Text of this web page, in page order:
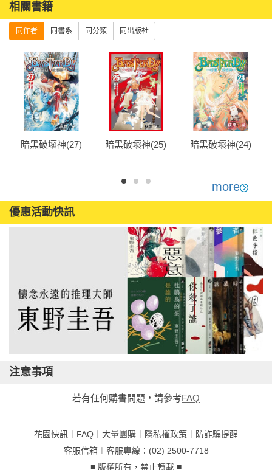
相關書籍
同作者 同書系 同分類 同出版社
暗黑破壞神(27) 暗黑破壞神(25) 暗黑破壞神(24)
more
優惠活動快訊
注意事項
若有任何購書問題，請參考FAQ
花園快訊 FAQ 大量團購 隱私權政策
防詐騙提醒
客服信箱︱客服專線：(02) 2500-7718
■ 版權所有，禁止轉載 ■